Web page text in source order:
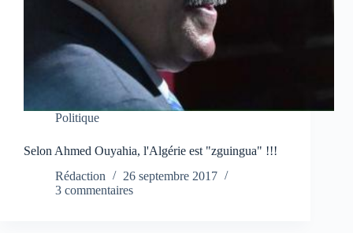
Politique
Selon Ahmed Ouyahia, l'Algérie est "zguingua" !!!
Rédaction
26 septembre 2017
3 commentaires